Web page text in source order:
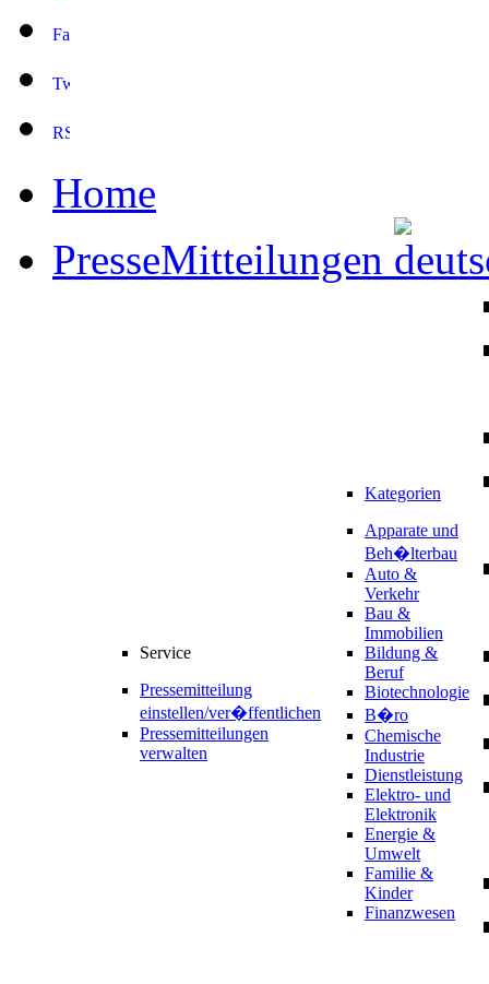
Home
PresseMitteilungen
Service
Pressemitteilung
einstellen/ver�ffentlichen
Pressemitteilungen
verwalten
Kategorien
Apparate und
Beh�lterbau
Auto &
Verkehr
Bau &
Immobilien
Bildung &
Beruf
Biotechnologie
B�ro
Chemische
Industrie
Dienstleistung
Elektro- und
Elektronik
Energie &
Umwelt
Familie &
Kinder
Finanzwesen